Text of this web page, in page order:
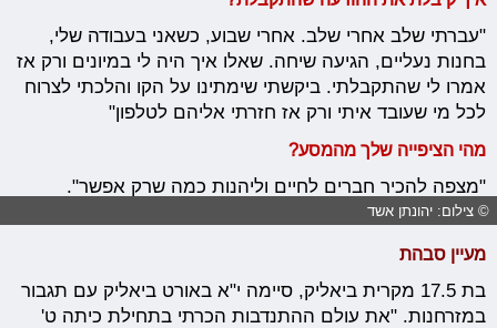
"עברתי שלב אחרי שלב. אחרי שבוע, כשאני בעבודה שלי,
בחנות נעליים, הגיעה שיחה. שאלו איך היה לי במיונים ורק אז
אמרו לי שהתקבלתי. ביקשתי שימתינו על הקו והלכתי לצרוח
לכל מי שעובד איתי ורק אז חזרתי אליהם לטלפון"
מהי הציפייה שלך מהמסע?
"מצפה להכיר חברים לחיים וליהנות כמה שרק אפשר".
© צילום: יהונתן אשד
מעיין סבהת
בת 17.5 מקרית ביאליק, סיימה י"א באורט ביאליק עם תגבור
במזרחנות. "את עולם ההתנדבות הכרתי בתחילת כיתה ט'